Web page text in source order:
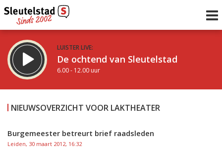
LUISTER LIVE:
De ochtend van Sleutelstad
6.00 - 12.00 uur
De middag van Sleutelstad
Inklappen
NIEUWSOVERZICHT VOOR LAKTHEATER
Burgemeester betreurt brief raadsleden
Leiden, 30 maart 2012, 16:32